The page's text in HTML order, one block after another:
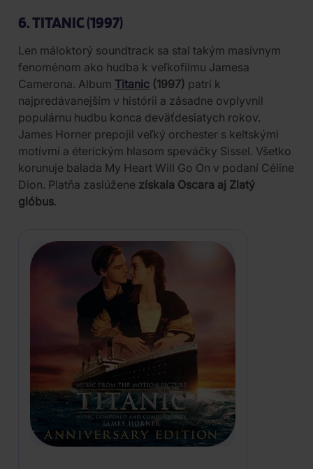
6. TITANIC (1997)
Len máloktorý soundtrack sa stal takým masívnym
fenoménom ako hudba k veľkofilmu Jamesa
Camerona. Album Titanic (1997) patrí k
najpredávanejším v histórii a zásadne ovplyvnil
populárnu hudbu konca deväťdesiatych rokov.
James Horner prepojil veľký orchester s keltskými
motívmi a éterickým hlasom speváčky Sissel. Všetko
korunuje balada My Heart Will Go On v podaní Céline
Dion. Platňa zaslúžene získala Oscara aj Zlatý
glóbus.